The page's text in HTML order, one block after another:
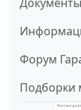
Форум
Подборки